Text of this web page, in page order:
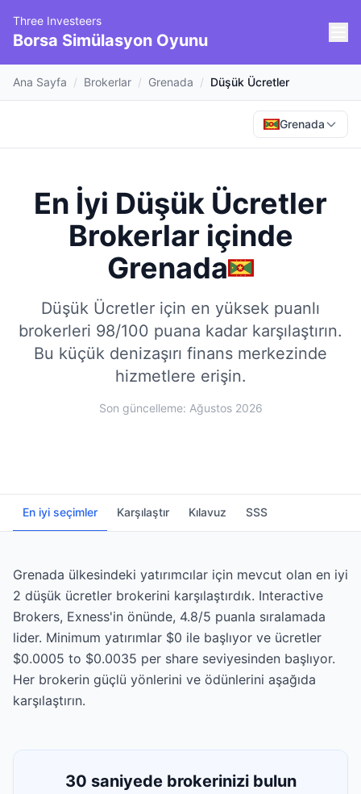
Three Investeers
Borsa Simülasyon Oyunu
Ana Sayfa / Brokerlar / Grenada / Düşük Ücretler
Grenada
En İyi Düşük Ücretler
Brokerlar içinde
Grenada
Düşük Ücretler için en yüksek puanlı
brokerleri 98/100 puana kadar karşılaştırın.
Bu küçük denizaşırı finans merkezinde
hizmetlere erişin.
Son güncelleme: Ağustos 2026
En iyi seçimler Karşılaştır Kılavuz SSS
Grenada ülkesindeki yatırımcılar için mevcut olan en iyi
2 düşük ücretler brokerini karşılaştırdık. Interactive
Brokers, Exness'in önünde, 4.8/5 puanla sıralamada
lider. Minimum yatırımlar $0 ile başlıyor ve ücretler
$0.0005 to $0.0035 per share seviyesinden başlıyor.
Her brokerin güçlü yönlerini ve ödünlerini aşağıda
karşılaştırın.
30 saniyede brokerinizi bulun